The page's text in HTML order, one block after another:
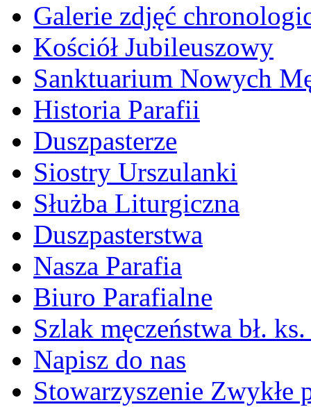
Galerie zdjęć
Kościół Jubileuszowy
Sanktuarium Nowych
Historia Parafii
Duszpasterze
Siostry Urszulanki
Służba Liturgiczna
Duszpasterstwa
Nasza Parafia
Biuro Parafialne
Szlak męczeństwa bł.
Napisz do nas
Stowarzyszenie Zwykłe